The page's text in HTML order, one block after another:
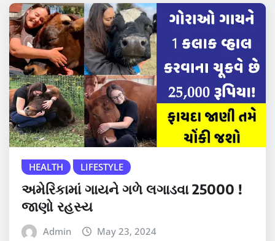
HEALTH LIFESTYLE
અમેરિકામાં ગાયને ગળે લગાડવા 25000 !
જાણો રહસ્ય
Admin May 23, 2024